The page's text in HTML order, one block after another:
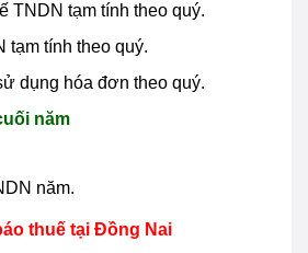
TNDN tạm tính theo quý.
tạm tính theo quý.
dụng hóa đơn theo quý.
năm
năm.
thuế tại Đồng Nai